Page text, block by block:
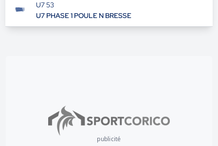
U7 53
U7 PHASE 1 POULE N BRESSE
publicité